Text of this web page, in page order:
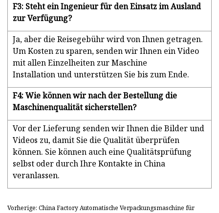
F3: Steht ein Ingenieur für den Einsatz im Ausland
zur Verfügung?
Ja, aber die Reisegebühr wird von Ihnen getragen.
Um Kosten zu sparen, senden wir Ihnen ein Video
mit allen Einzelheiten zur Maschine
Installation und unterstützen Sie bis zum Ende.
F4: Wie können wir nach der Bestellung die
Maschinenqualität sicherstellen?
Vor der Lieferung senden wir Ihnen die Bilder und
Videos zu, damit Sie die Qualität überprüfen
können. Sie können auch eine Qualitätsprüfung
selbst oder durch Ihre Kontakte in China
veranlassen.
Vorherige: China Factory Automatische Verpackungsmaschine für